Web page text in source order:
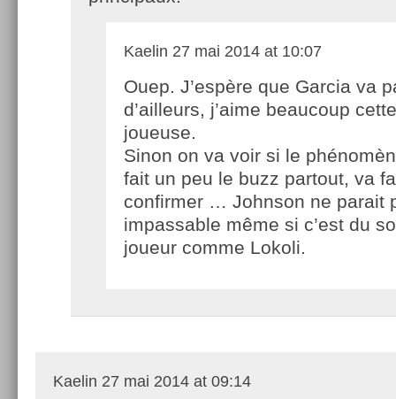
Kaelin 27 mai 2014 at 10:07
Ouep. J’espère que Garcia va
d’ailleurs, j’aime beaucoup cette
joueuse.
Sinon on va voir si le
fait un peu le buzz partout, va
confirmer … Johnson ne parait
impassable même si c’est du
joueur comme Lokoli.
Kaelin 27 mai 2014 at 09:14